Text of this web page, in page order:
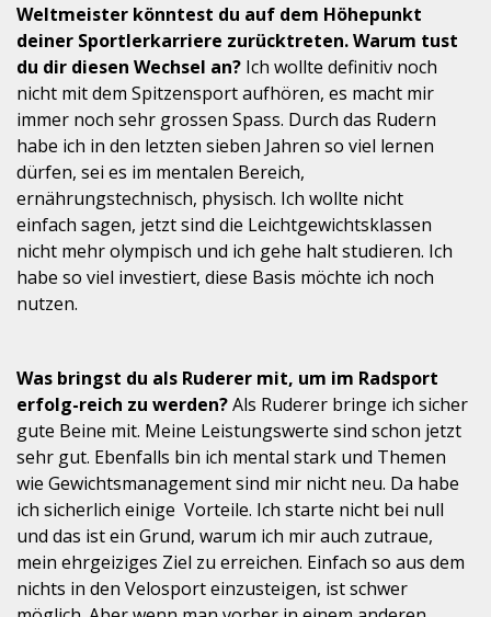
Weltmeister könntest du auf dem Höhepunkt
deiner Sportlerkarriere zurücktreten. Warum tust
du dir diesen Wechsel an? Ich wollte definitiv noch
nicht mit dem Spitzensport aufhören, es macht mir
immer noch sehr grossen Spass. Durch das Rudern
habe ich in den letzten sieben Jahren so viel lernen
dürfen, sei es im mentalen Bereich,
ernährungstechnisch, physisch. Ich wollte nicht
einfach sagen, jetzt sind die Leichtgewichtsklassen
nicht mehr olympisch und ich gehe halt studieren. Ich
habe so viel investiert, diese Basis möchte ich noch
nutzen.
Was bringst du als Ruderer mit, um im Radsport
erfolg-reich zu werden?Als Ruderer bringe ich sicher
gute Beine mit. Meine Leistungswerte sind schon jetzt
sehr gut. Ebenfalls bin ich mental stark und Themen
wie Gewichtsmanagement sind mir nicht neu. Da habe
ich sicherlich einige Vorteile. Ich starte nicht bei null
und das ist ein Grund, warum ich mir auch zutraue,
mein ehrgeiziges Ziel zu erreichen. Einfach so aus dem
nichts in den Velosport einzusteigen, ist schwer